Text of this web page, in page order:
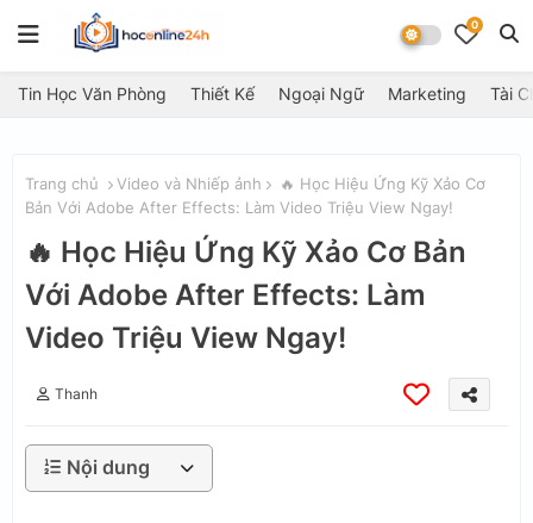
0
Tin Học Văn Phòng Thiết Kế Ngoại Ngữ Marketing Tài
Trang chủ Video và Nhiếp ảnh
🔥 Học Hiệu Ứng Kỹ Xảo Cơ
Bản Với Adobe After Effects: Làm Video Triệu View Ngay!
🔥 Học Hiệu Ứng Kỹ Xảo Cơ Bản
Với Adobe After Effects: Làm
Video Triệu View Ngay!
Thanh
Nội dung